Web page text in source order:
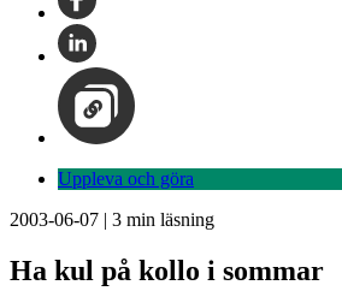
Uppleva och göra
2003-06-07 | 3 min läsning
Ha kul på kollo i sommar